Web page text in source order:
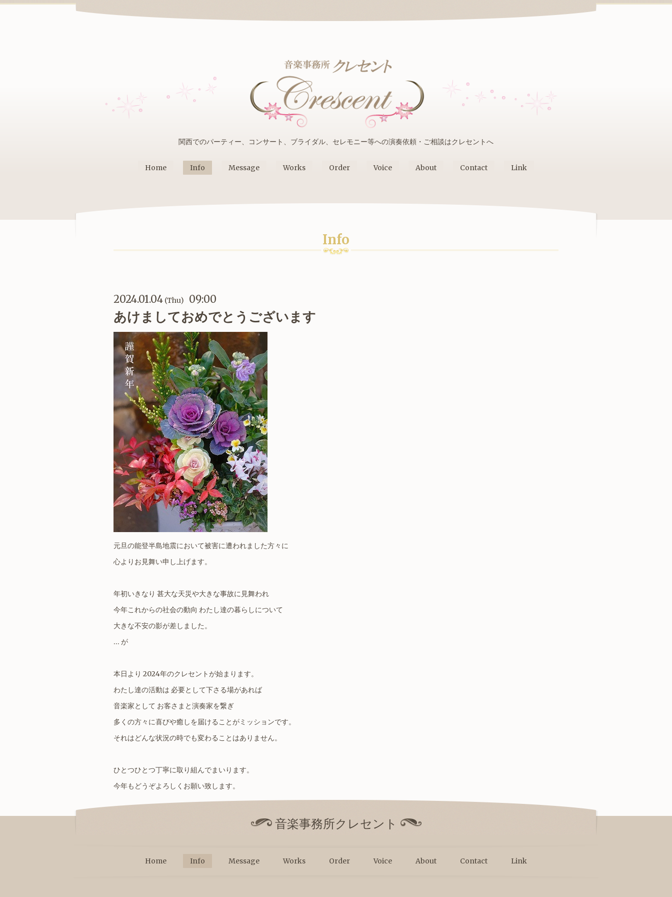
関西でのパーティー、コンサート、ブライダル、セレモニー等への演奏依頼・ご相談はクレセントへ
Home Info Message Works Order Voice About Contact Link
Info
2024.01.04 (Thu) 09:00
あけましておめでとうございます
元旦の能登半島地震において被害に遭われました方々に
心よりお見舞い申し上げます。
年初いきなり 甚大な天災や大きな事故に見舞われ
今年これからの社会の動向 わたし達の暮らしについて
大きな不安の影が差しました。
… が
本日より 2024年のクレセントが始まります。
わたし達の活動は 必要として下さる場があれば
音楽家として お客さまと演奏家を繋ぎ
多くの方々に喜びや癒しを届けることがミッションです。
それはどんな状況の時でも変わることはありません。
ひとつひとつ丁寧に取り組んでまいります。
今年もどうぞよろしくお願い致します。
音楽事務所クレセント
Home Info Message Works Order Voice About Contact Link